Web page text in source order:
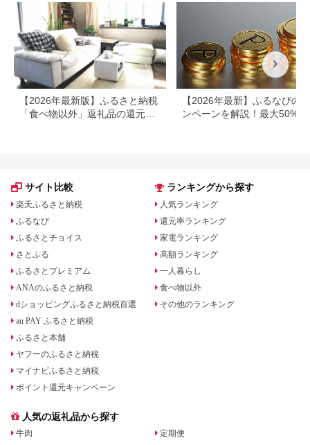
【2026年最新版】ふるさと納税
「食べ物以外」返礼品の還元率
【2026年最新】ふるなびの
ンペーンを解説！最大50%還
サイト比較
楽天ふるさと納税
ふるなび
ふるさとチョイス
さとふる
ふるさとプレミアム
ANAのふるさと納税
dショッピングふるさと納税百選
au PAY ふるさと納税
ふるさと本舗
ヤフーのふるさと納税
マイナビふるさと納税
ポイント還元キャンペーン
ランキングから探す
人気ランキング
還元率ランキング
家電ランキング
高額ランキング
一人暮らし
食べ物以外
その他のランキング
人気の返礼品から探す
牛肉
定期便